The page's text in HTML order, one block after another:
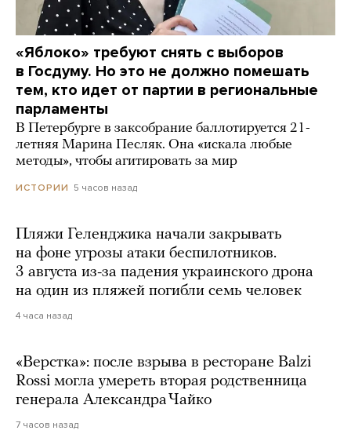
«Яблоко» требуют снять с выборов
в Госдуму. Но это не должно помешать
тем, кто идет от партии в региональные
парламенты
В Петербурге в заксобрание баллотируется 21-
летняя Марина Песляк. Она «искала любые
методы», чтобы агитировать за мир
ИСТОРИИ 5 часов назад
Пляжи Геленджика начали закрывать
на фоне угрозы атаки беспилотников.
3 августа из-за падения украинского дрона
на один из пляжей погибли семь человек
4 часа назад
«Верстка»: после взрыва в ресторане Balzi
Rossi могла умереть вторая родственница
генерала Александра Чайко
7 часов назад